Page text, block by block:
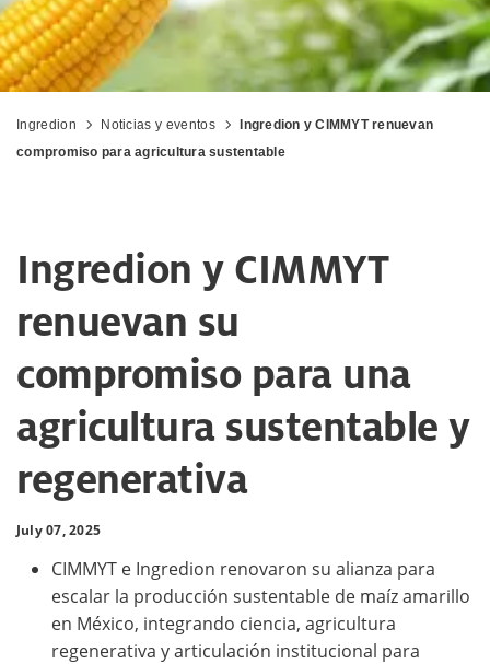
Ingredion Noticias y eventos
Ingredion y CIMMYT renuevan
compromiso para agricultura sustentable
Ingredion y CIMMYT
renuevan su
compromiso para una
agricultura sustentable y
regenerativa
July 07, 2025
CIMMYT e Ingredion renovaron su alianza para
escalar la producción sustentable de maíz amarillo
en México, integrando ciencia, agricultura
regenerativa y articulación institucional para